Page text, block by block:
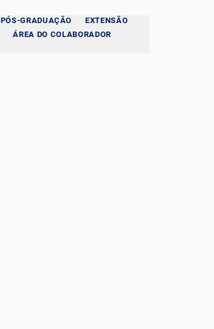
PÓS-GRADUAÇÃO
EXTENSÃO
ÁREA DO COLABORADOR